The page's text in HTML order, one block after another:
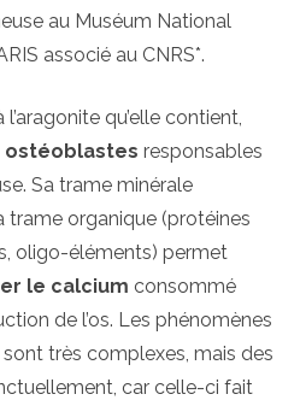
au Muséum National
associé au CNRS*.
qu’elle contient,
responsables
Sa trame minérale
trame organique (protéines
oligo-éléments) permet
le calcium consommé
de l’os. Les phénomènes
sont très complexes, mais des
car celle-ci fait